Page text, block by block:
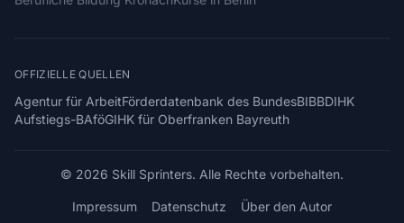
OFFIZIELLE QUELLEN
Agentur für ArbeitFörderdatenbank des BundesBIBBDIHK
Aufstiegs-BAföGIHK für Oberfranken Bayreuth
© 2026 Skill Sprinters. Alle Rechte vorbehalten.
Impressum Datenschutz Über den Autor